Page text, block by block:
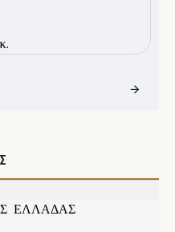
ΕΛΛΑΔΑΣ